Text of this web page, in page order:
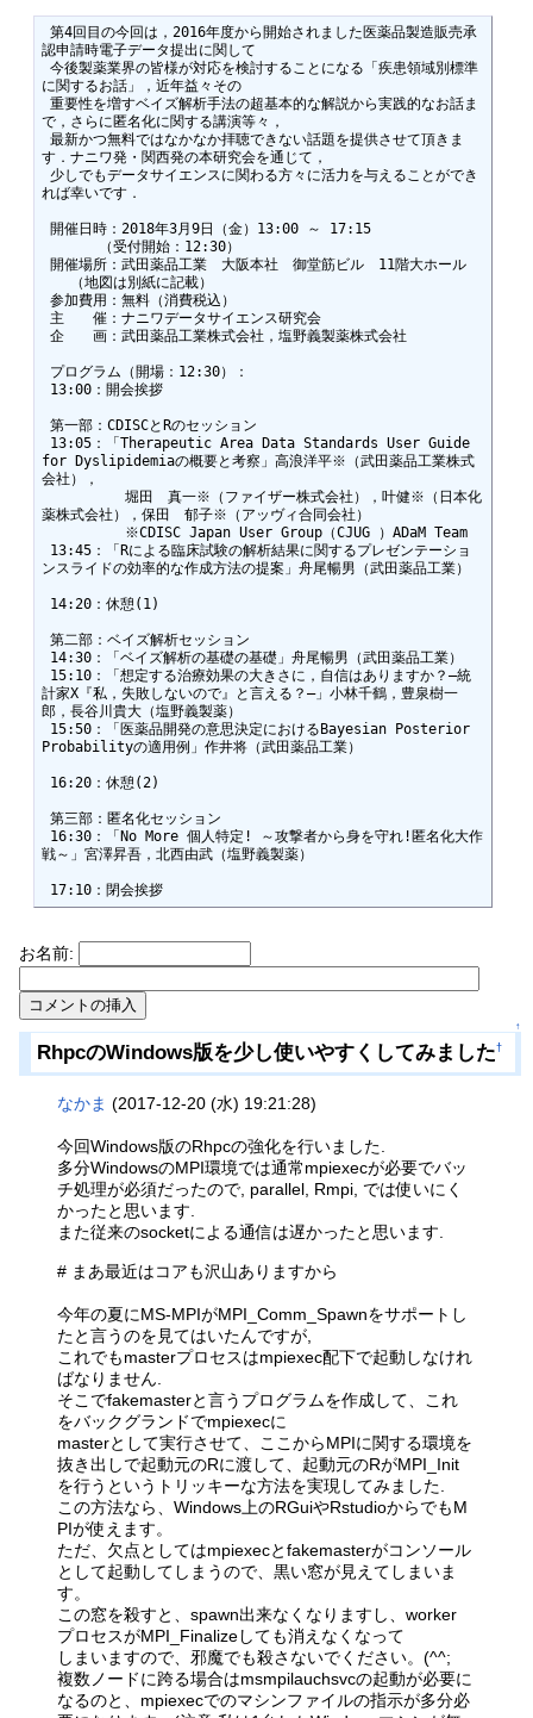
認申請時電子データ提出に関して
に関するお話」，近年益々その
で，さらに匿名化に関する講演等々，
す．ナニワ発・関西発の本研究会を通じて，
れば幸いです．
（受付開始：12:30）
（地図は別紙に記載）
for Dyslipidemiaの概要と考察」高浪洋平※（武田薬品工業株式
会社），
薬株式会社），保田　郁子※（アッヴィ合同会社）
ンスライドの効率的な作成方法の提案」舟尾暢男（武田薬品工業）
計家X『私，失敗しないので』と言える？―」小林千鶴，豊泉樹一
郎，長谷川貴大（塩野義製薬）
Probabilityの適用例」作井将（武田薬品工業）
戦～」宮澤昇吾，北西由武（塩野義製薬）
17:10：閉会挨拶
お名前:
↑
RhpcのWindows版を少し使いやすくしてみました†
なかま (2017-12-20 (水) 19:21:28)
今回Windows版のRhpcの強化を行いました.
多分WindowsのMPI環境では通常mpiexecが必要でバッ
チ処理が必須だったので, parallel, Rmpi, では使いにく
かったと思います.
また従来のsocketによる通信は遅かったと思います.
# まあ最近はコアも沢山ありますから
今年の夏にMS-MPIがMPI_Comm_Spawnをサポートし
たと言うのを見てはいたんですが,
これでもmasterプロセスはmpiexec配下で起動しなけれ
ばなりません.
そこでfakemasterと言うプログラムを作成して、これ
をバックグランドでmpiexecに
masterとして実行させて、ここからMPIに関する環境を
抜き出しで起動元のRに渡して、起動元のRがMPI_Init
を行うというトリッキーな方法を実現してみました.
この方法なら、Windows上のRGuiやRstudioからでもM
PIが使えます。
ただ、欠点としてはmpiexecとfakemasterがコンソール
として起動してしまうので、黒い窓が見えてしまいま
す。
この窓を殺すと、spawn出来なくなりますし、worker
プロセスがMPI_Finalizeしても消えなくなって
しまいますので、邪魔でも殺さないでください。(^^;
複数ノードに跨る場合はmsmpilauchsvcの起動が必要に
なるのと、mpiexecでのマシンファイルの指示が多分必